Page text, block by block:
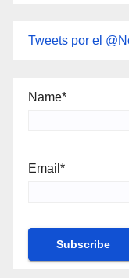
Tweets por el
Name*
Email*